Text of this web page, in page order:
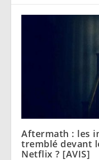
Aftermath : les
tremblé devant
Netflix ? [AVIS]